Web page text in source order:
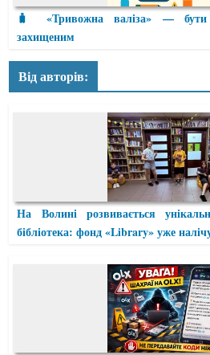
🧳 «Тривожна валіза» — бути
захищеним
Від авторів:
На Волині розвивається
бібліотека: фонд «Library» уже